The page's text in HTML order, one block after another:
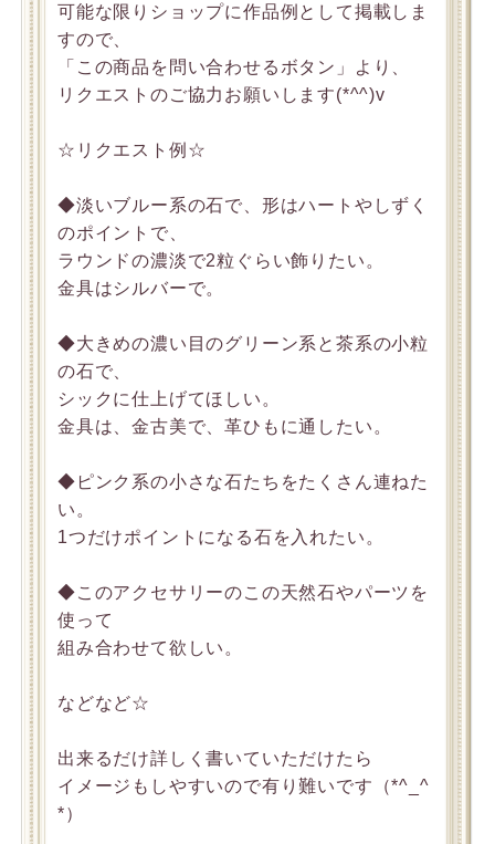
可能な限りショップに作品例として掲載しま
すので、
「この商品を問い合わせるボタン」より、
リクエストのご協力お願いします(*^^)v
☆リクエスト例☆
◆淡いブルー系の石で、形はハートやしずく
のポイントで、
ラウンドの濃淡で2粒ぐらい飾りたい。
金具はシルバーで。
◆大きめの濃い目のグリーン系と茶系の小粒
の石で、
シックに仕上げてほしい。
金具は、金古美で、革ひもに通したい。
◆ピンク系の小さな石たちをたくさん連ねた
い。
1つだけポイントになる石を入れたい。
◆このアクセサリーのこの天然石やパーツを
使って
組み合わせて欲しい。
などなど☆
出来るだけ詳しく書いていただけたら
イメージもしやすいので有り難いです（*^_^
*）